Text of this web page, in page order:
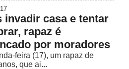
invadir casa e tentar
rapaz é
por moradores
feira (17), um rapaz de
que ai...